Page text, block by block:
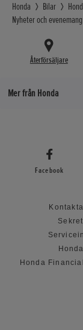
Honda Bilar
Nyheter och evenemang
Återförsäljare
Mer från Honda
Facebook
Honda